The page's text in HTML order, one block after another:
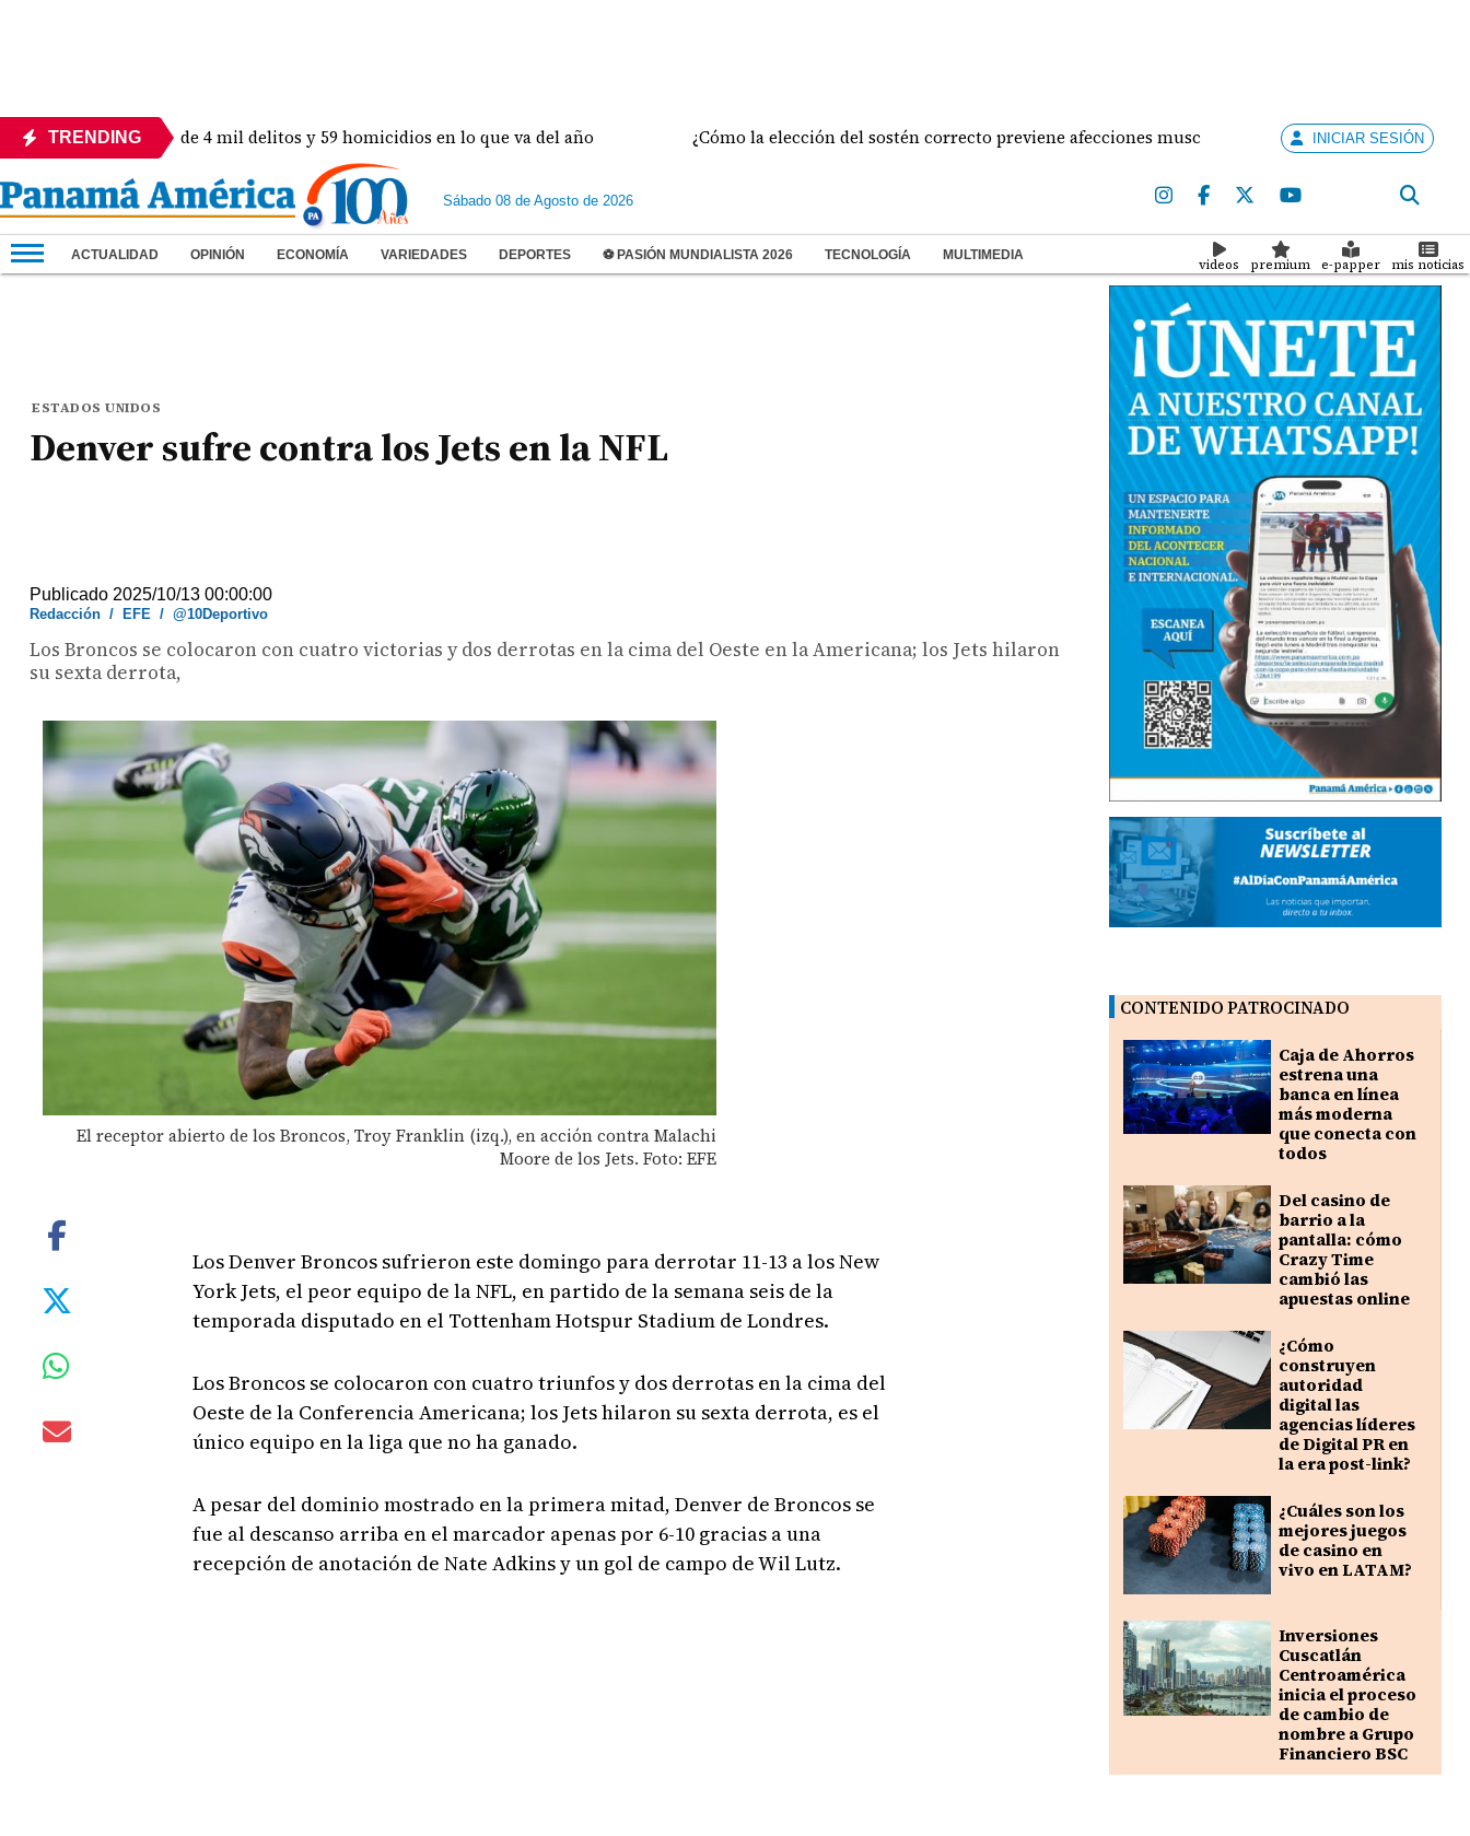
TRENDING
Revelan más de 4 mil delitos y 59 homicidios en lo que va del año ¿Cómo la elección del sostén correcto previene afecciones musculares en la mujer? INICIAR SESIÓN
Sábado 08 de Agosto de 2026
ACTUALIDAD OPINIÓN ECONOMÍA VARIEDADES DEPORTES ⚽ PASIÓN MUNDIALISTA 2026 TECNOLOGÍA MULTIMEDIA
videos premium e-papper mis noticias
ESTADOS UNIDOS
Denver sufre contra los Jets en la NFL
Publicado 2025/10/13 00:00:00
Redacción / EFE /@10Deportivo
Los Broncos se colocaron con cuatro victorias y dos derrotas en la cima del Oeste en la Americana; los Jets hilaron
su sexta derrota,
El receptor abierto de los Broncos, Troy Franklin (izq.), en acción contra Malachi
Moore de los Jets. Foto: EFE
Los Denver Broncos sufrieron este domingo para derrotar 11-13 a los New
York Jets, el peor equipo de la NFL, en partido de la semana seis de la
temporada disputado en el Tottenham Hotspur Stadium de Londres.
Los Broncos se colocaron con cuatro triunfos y dos derrotas en la cima del
Oeste de la Conferencia Americana; los Jets hilaron su sexta derrota, es el
único equipo en la liga que no ha ganado.
A pesar del dominio mostrado en la primera mitad, Denver de Broncos se
fue al descanso arriba en el marcador apenas por 6-10 gracias a una
recepción de anotación de Nate Adkins y un gol de campo de Wil Lutz.
CONTENIDO PATROCINADO
Caja de Ahorros
estrena una
banca en línea
más moderna
que conecta con
todos
Del casino de
barrio a la
pantalla: cómo
Crazy Time
cambió las
apuestas online
¿Cómo
construyen
autoridad
digital las
agencias líderes
de Digital PR en
la era post-link?
¿Cuáles son los
mejores juegos
de casino en
vivo en LATAM?
Inversiones
Cuscatlán
Centroamérica
inicia el proceso
de cambio de
nombre a Grupo
Financiero BSC